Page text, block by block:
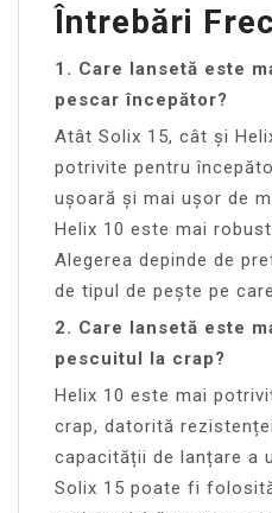
Întrebări
1. Care lansetă este
pescar începător?
Atât Solix 15, cât și
potrivite pentru
ușoară și mai ușor de
Helix 10 este mai
Alegerea depinde de
de tipul de pește pe
2. Care lansetă este
pescuitul la crap?
Helix 10 este mai
crap, datorită
capacității de lanțare a
Solix 15 poate fi